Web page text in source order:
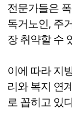
전문가들은
독거노인, 주
장 취약할 수
이에 따라 지
리와 복지 연
로 꼽히고 있